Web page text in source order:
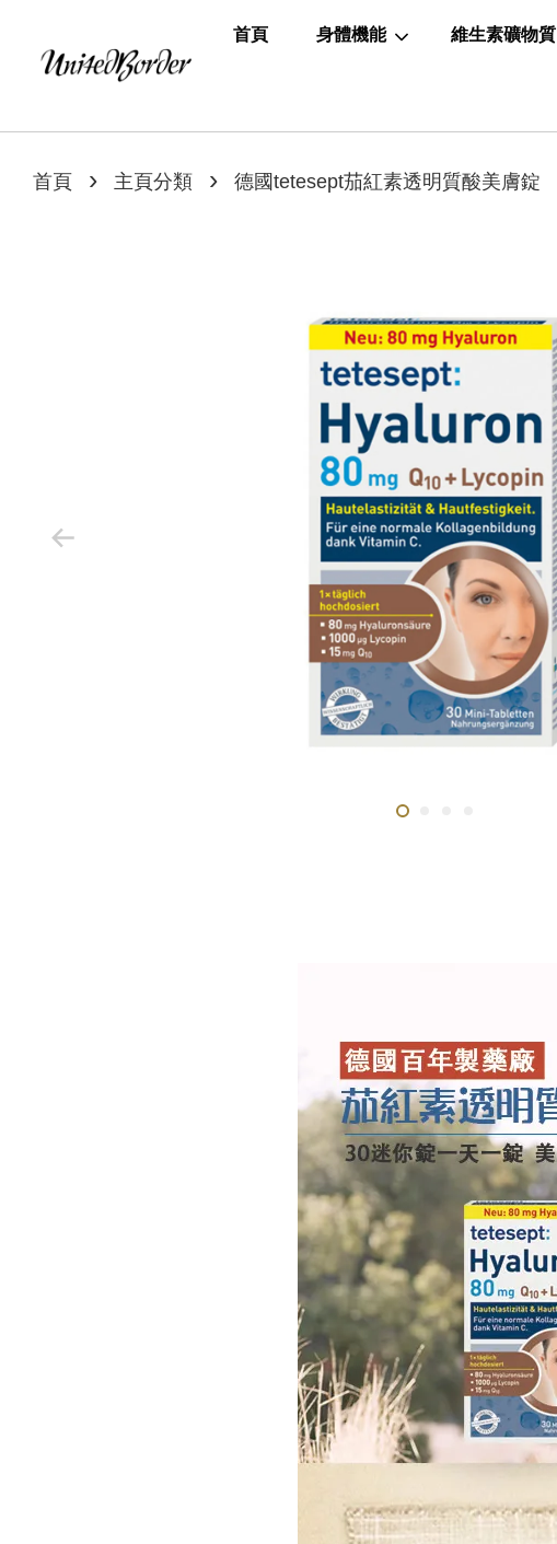
首頁 身體機能 維生素礦物質
首頁 › 主頁分類 › 德國tetesept茄紅素透明質酸美膚錠